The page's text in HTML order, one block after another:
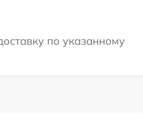
по указанному